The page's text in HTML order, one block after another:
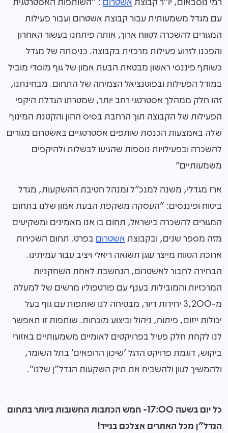
עם מגדל משמעותית עבור קבוצת אשטרום ועבור פעילות
המגורים להשכרה לטווח ארוך, אותה פיתחנו בעשור האחרון
והפכנו לזרוע פעילות מרכזית בקבוצה. כניסתה של מגדל
כשותף פיננסי ראשון מבטאת הבעת אמון של גוף מוסדי מוביל
במודל הפעילות ובפוטנציאל הצמיחה של התחום. מבחינתנו,
זהו חלק ממהלך אסטרטגי רחב יותר, שמטרתו הגדלת היקפי
הפעילות של הקבוצה תוך הרחבת בסיס ההון והקטנת המינוף
שלה באמצעות הכנסת שותפים אסטרטגיים באשטרום מגורים
להשכרה ובפעילויות נוספות שהגיעו לבשלות ולהיקפים
משמעותיים"
ארז מגדלי, משנה למנכ"ל ומנהל חטיבת ההשקעות, מגדל
ביטוח ופיננסים: "העסקה משקפת הבעת אמון שלנו בתחום
המגורים להשכרה בישראל, תחום בו אנו מאמינים ומשקיעים
מזה מספר שנים, ובקבוצת אשטרום בפרט. תחום השכירות
ארוכת הטווח מייצר עוגן תשואה ריאלי ויציב עבור עמיתינו.
הבחירה לחבור לאשטרום, הנחשבת לאחת השחקניות
המרכזיות והמובילות בענף עם פורטפוליו מרשים של למעלה
מ-3,200 יחידות דיור, מבטיחה לנו שותפות עם גוף בעל
יכולות ייזום, פיתוח, ניהול וביצוע מוכחות. שותפות זו תאפשר
לנו לקחת חלק פעיל בפרויקטים לאומיים משמעותיים באזורי
ביקוש, דוגמת פרויקט הדגל 'שיכון הרופאים' בתל השומר,
ולהמשיך לגוון ולהשביח את תיק השקעות הנדל"ן שלנו".
כל יום בשעה 17:00- חמש הכתבות החשובות ביותר בתחום
הנדל"ן מכל האתרים אצלכם בנייד!